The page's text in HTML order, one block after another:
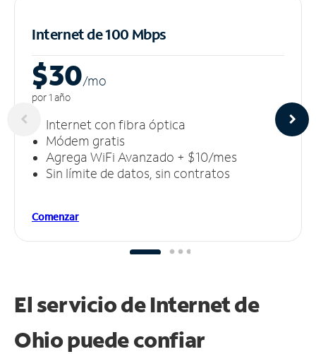
Internet de 100 Mbps
$30/mo
por 1 año
Internet con fibra óptica
Módem gratis
Agrega WiFi Avanzado + $10/mes
Sin límite de datos, sin contratos
Comenzar
El servicio de Internet de
Ohio puedeconfiar